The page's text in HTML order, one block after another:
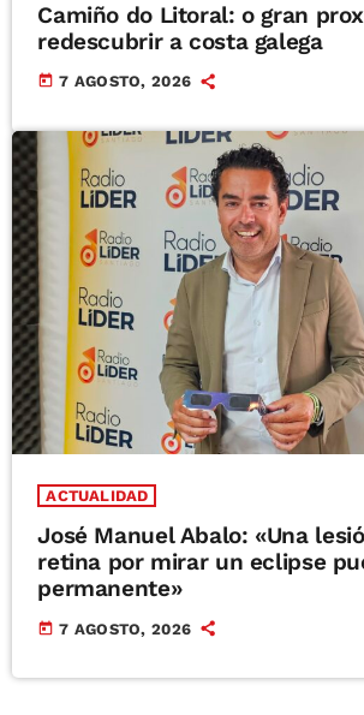
Camiño do Litoral: o gran
redescubrir a costa galega
today 7 AGOSTO, 2026
ACTUALIDAD
José Manuel Abalo: «Una
retina por mirar un eclipse
permanente»
today 7 AGOSTO, 2026